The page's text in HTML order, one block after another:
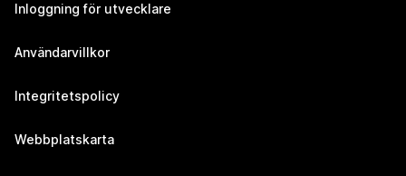
Inloggning för utvecklare
Användarvillkor
Integritetspolicy
Webbplatskarta